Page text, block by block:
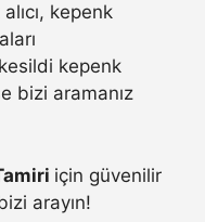
kepenk
kepenk
bizi aramanız
için güvenilir
arayın!